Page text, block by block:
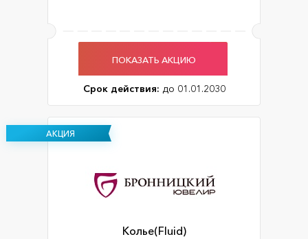
ПОКАЗАТЬ АКЦИЮ
Срок действия: до 01.01.2030
АКЦИЯ
Колье(Fluid)